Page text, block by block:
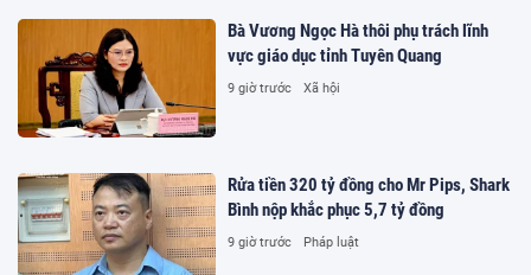
Bà Vương Ngọc Hà thôi phụ trách lĩnh
vực giáo dục tỉnh Tuyên Quang
9 giờ trước Xã hội
Rửa tiền 320 tỷ đồng cho Mr Pips, Shark
Bình nộp khắc phục 5,7 tỷ đồng
9 giờ trước Pháp luật